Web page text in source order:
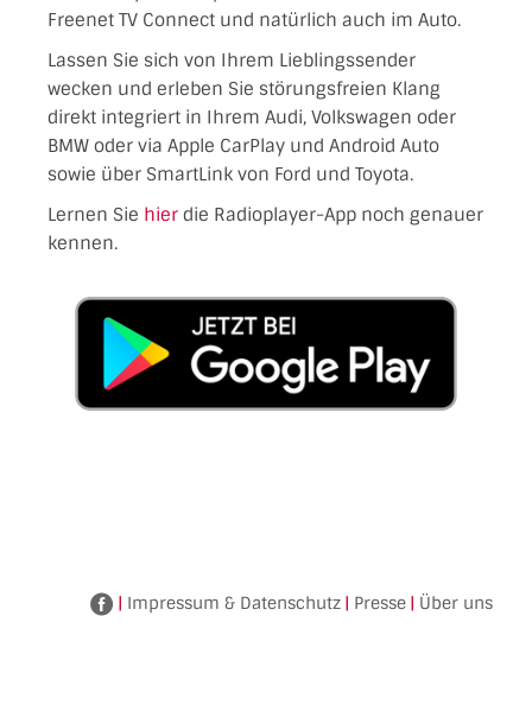
Freenet TV Connect und natürlich auch im Auto.
Lassen Sie sich von Ihrem Lieblingssender
wecken und erleben Sie störungsfreien Klang
direkt integriert in Ihrem Audi, Volkswagen oder
BMW oder via Apple CarPlay und Android Auto
sowie über SmartLink von Ford und Toyota.
Lernen Sie hier die Radioplayer-App noch genauer
kennen.
Facebook
| Impressum & Datenschutz | Presse | Über uns